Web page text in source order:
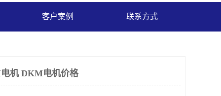
客户案例 联系方式
机 DKM电机价格